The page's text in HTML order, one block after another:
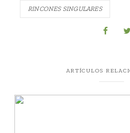
RINCONES SINGULARES
ARTÍCULOS